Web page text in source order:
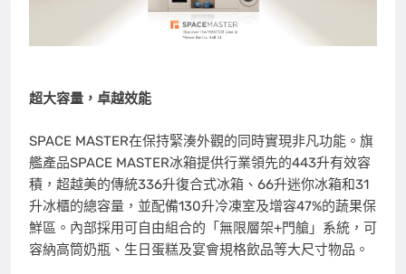
超大容量，卓越效能
SPACE MASTER在保持緊湊外觀的同時實現非凡功能。旗
艦產品SPACE MASTER冰箱提供行業領先的443升有效容
積，超越美的傳統336升復合式冰箱、66升迷你冰箱和31
升冰櫃的總容量，並配備130升冷凍室及增容47%的蔬果保
鮮區。內部採用可自由組合的「無限層架+門艙」系統，可
容納高筒奶瓶、生日蛋糕及宴會規格飲品等大尺寸物品。